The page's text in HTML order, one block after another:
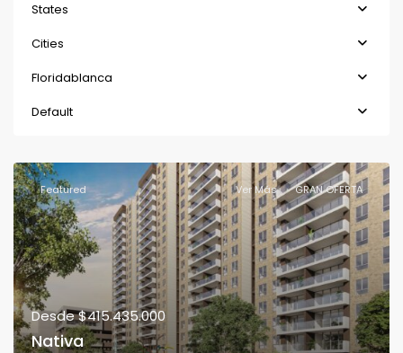
States
Cities
Floridablanca
Default
Featured Ver Más GRAN OFERTA
Desde$415.435.000
Nativa